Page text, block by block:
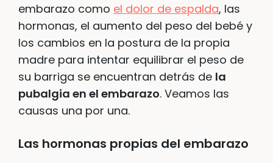
embarazo como el dolor de espalda, las
hormonas, el aumento del peso del bebé y
los cambios en la postura de la propia
madre para intentar equilibrar el peso de
su barriga se encuentran detrás de la
pubalgia en el embarazo. Veamos las
causas una por una.
Las hormonas propias del embarazo